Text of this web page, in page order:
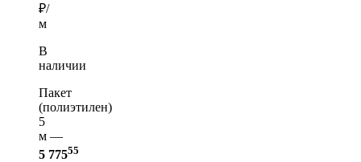
₽/
м
В
наличии
Пакет
(полиэтилен)
5
м —
5 77555